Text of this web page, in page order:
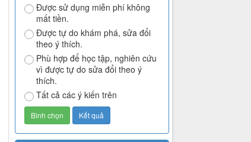
Được sử dụng miễn phí không
mất tiền.
Được tự do khám phá, sửa đổi
theo ý thích.
Phù hợp để học tập, nghiên cứu
vì được tự do sửa đổi theo ý
thích.
Tất cả các ý kiến trên